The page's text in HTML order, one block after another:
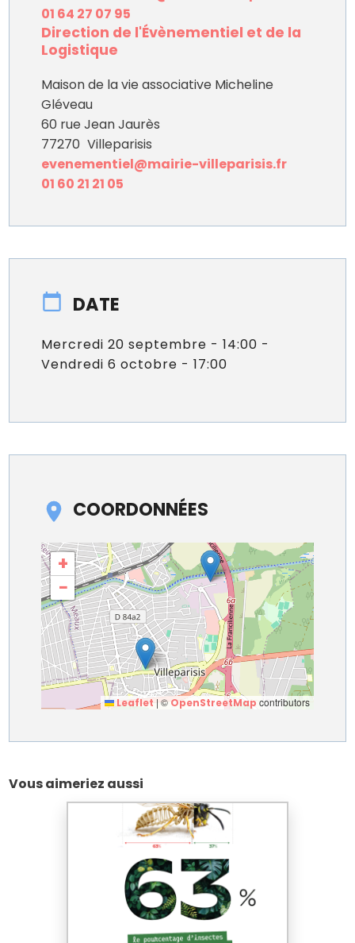
01 64 27 07 95
Direction de l'Évènementiel et de la
Logistique
Maison de la vie associative Micheline
Gléveau
60 rue Jean Jaurès
77270 Villeparisis
evenementiel@mairie-villeparisis.fr
01 60 21 21 05
DATE
Mercredi 20 septembre - 14:00 -
Vendredi 6 octobre - 17:00
COORDONNÉES
+
−
Leaflet | ©OpenStreetMap contributors
Vous aimeriez aussi